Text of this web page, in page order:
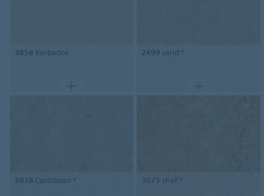
3858 Barbados 2499 sand *
3038 Caribbean * 3075 shell *